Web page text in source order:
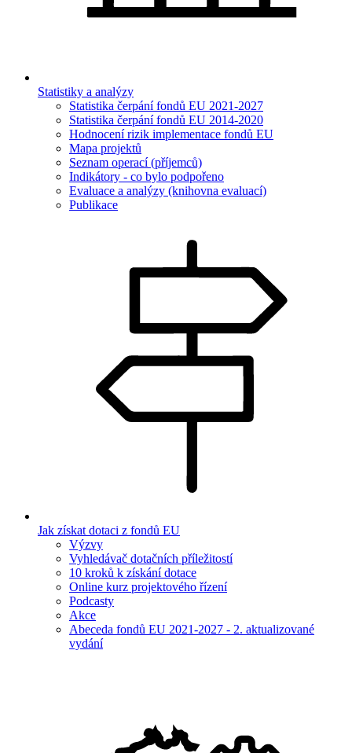
Statistiky a analýzy
Statistika čerpání fondů EU 2021-2027
Statistika čerpání fondů EU 2014-2020
Hodnocení rizik implementace fondů EU
Mapa projektů
Seznam operací (příjemců)
Indikátory - co bylo podpořeno
Evaluace a analýzy (knihovna evaluací)
Publikace
Jak získat dotaci z fondů EU
Výzvy
Vyhledávač dotačních příležitostí
10 kroků k získání dotace
Online kurz projektového řízení
Podcasty
Akce
Abeceda fondů EU 2021-2027 - 2. aktualizované
vydání